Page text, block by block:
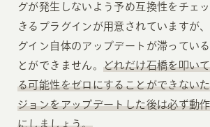
グが発生しないよう予め互換性をチェ
きるプラグインが用意されていますが
グイン自体のアップデートが滞ってい
とができません。 どれだけ石橋を叩い
る可能性をゼロにすることができない
ジョンをアップデートした後は必ず動
にしましょう。